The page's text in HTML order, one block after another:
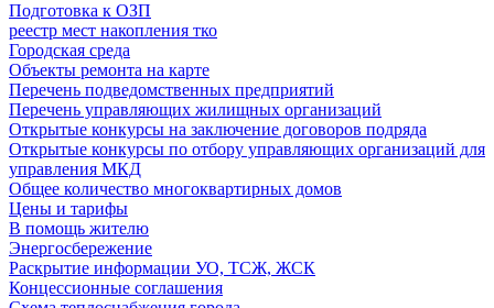
Подготовка к ОЗП
реестр мест накопления тко
Городская среда
Объекты ремонта на карте
Перечень подведомственных предприятий
Перечень управляющих жилищных организаций
Открытые конкурсы на заключение договоров подряда
Открытые конкурсы по отбору управляющих организаций для
управления МКД
Общее количество многоквартирных домов
Цены и тарифы
В помощь жителю
Энергосбережение
Раскрытие информации УО, ТСЖ, ЖСК
Концессионные соглашения